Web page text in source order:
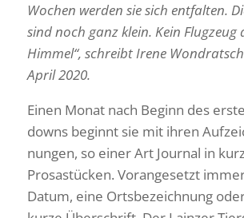
Wochen werden sie sich entfalten.
sind noch ganz klein. Kein Flug­zeug
Himmel“, schreibt Irene
April 2020.
Einen Monat nach Beginn des
downs beginnt sie mit ihren
nungen, so einer Art Journal in
Prosa­stü­cken. Voran­ge­setzt
Datum, eine Orts­be­zeich­nung